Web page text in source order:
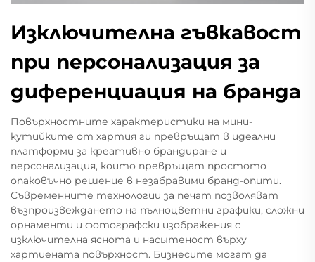
Изключителна гъвкавост
при персонализация за
диференциация на бранда
Повърхностните характеристики на мини-
кутийките от хартия ги превръщат в идеални
платформи за креативно брандиране и
персонализация, които превръщат простото
опаковъчно решение в незабравими бранд-опити.
Съвременните технологии за печат позволяват
възпроизвеждането на пълноцветни графики, сложни
орнаменти и фотографски изображения с
изключителна яснота и насытеност върху
хартиената повърхност. Бизнесите могат да